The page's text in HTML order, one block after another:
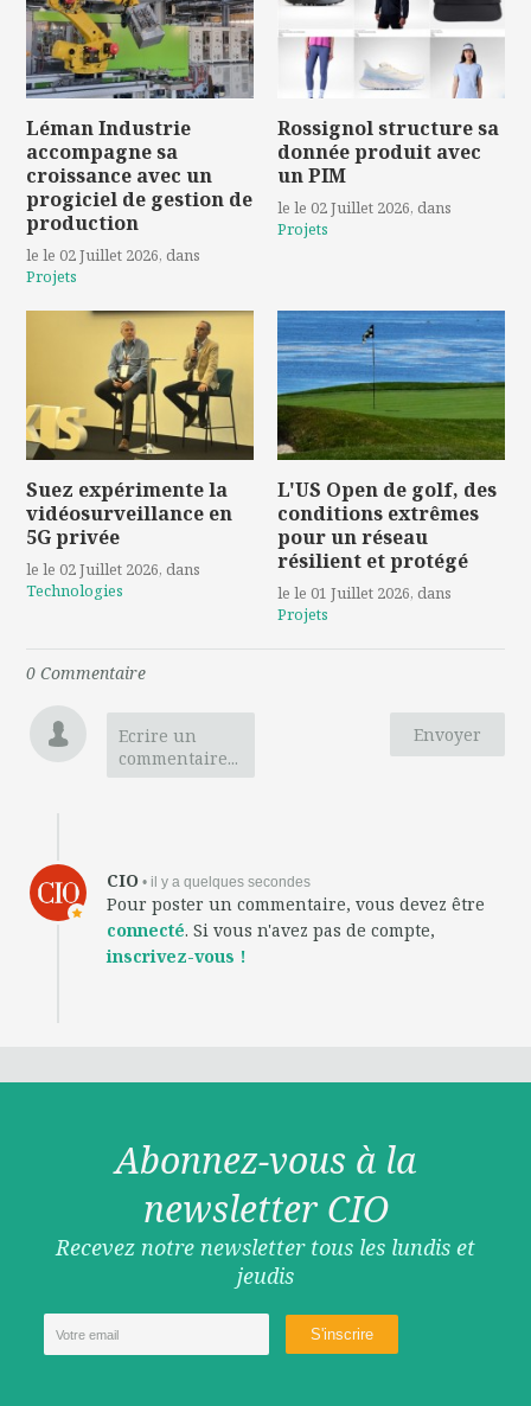
Léman Industrie
accompagne sa
croissance avec un
progiciel de gestion de
production
le le 02 Juillet 2026, dans
Projets
Rossignol structure sa
donnée produit avec
un PIM
le le 02 Juillet 2026, dans
Projets
Suez expérimente la
vidéosurveillance en
5G privée
le le 02 Juillet 2026, dans
Technologies
L'US Open de golf, des
conditions extrêmes
pour un réseau
résilient et protégé
le le 01 Juillet 2026, dans
Projets
0 Commentaire
Envoyer
Ecrire un
commentaire...
CIO • il y a quelques secondes
Pour poster un commentaire, vous devez être
connecté. Si vous n'avez pas de compte,
inscrivez-vous !
Abonnez-vous à la
newsletter CIO
Recevez notre newsletter tous les lundis et
jeudis